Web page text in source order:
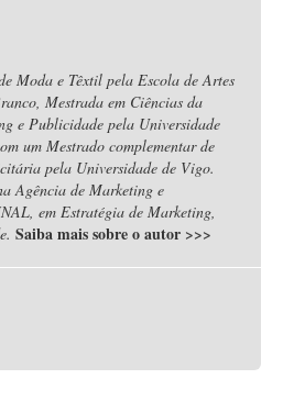
Moda e Têxtil pela Escola de Artes
Mestrada em Ciências da
e Publicidade pela Universidade
um Mestrado complementar de
pela Universidade de Vigo.
Agência de Marketing e
em Estratégia de Marketing,
Saiba mais sobre o autor >>>